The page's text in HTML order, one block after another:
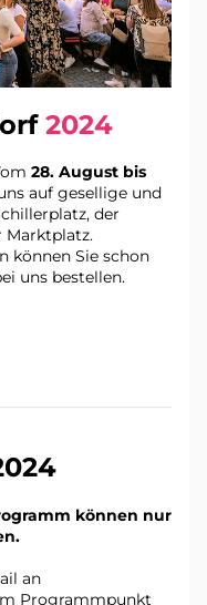
2024
28. August bis
auf gesellige und
der
Marktplatz.
können Sie schon
uns bestellen.
können nur
Programmpunkt